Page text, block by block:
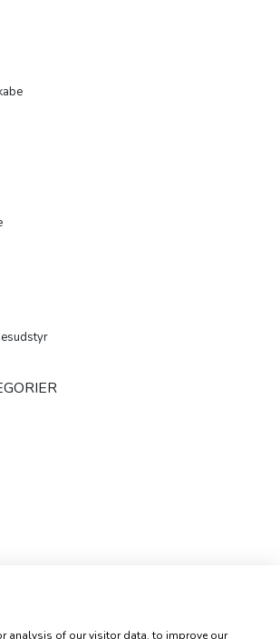
- Marielundvej 39 - DK-2730 Herlev -
analysis of our visitor data, to improve our